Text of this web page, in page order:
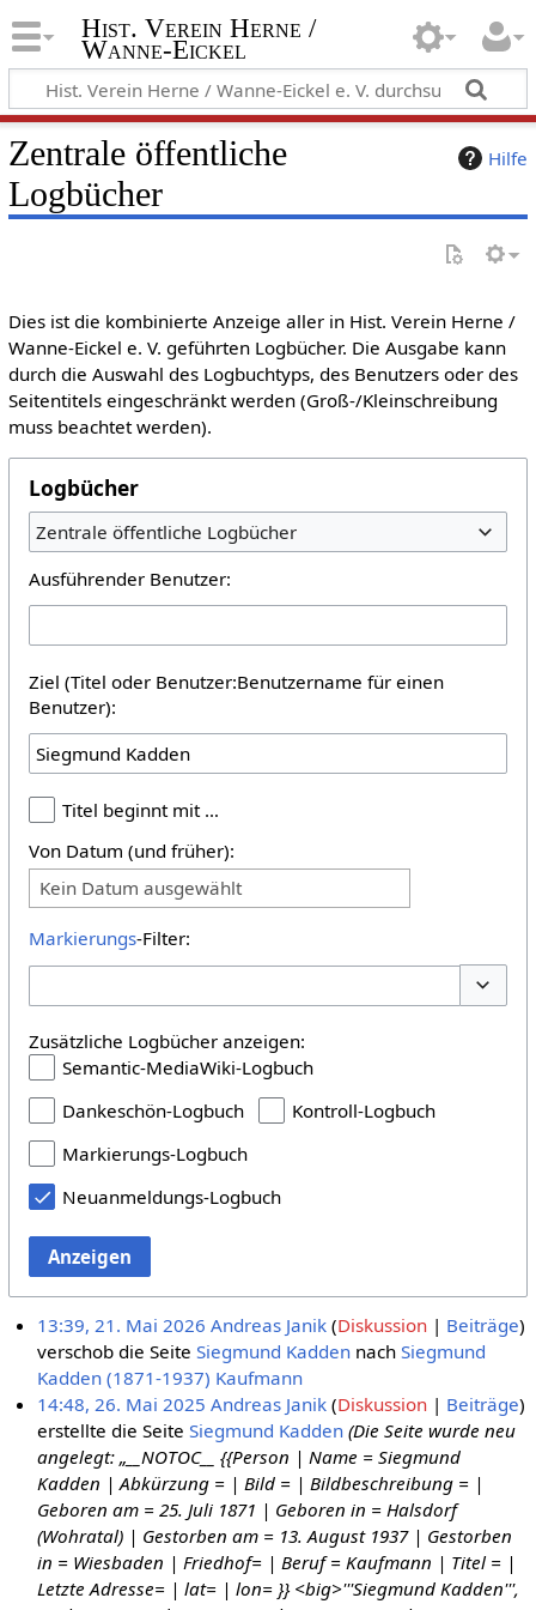
Hist. Verein Herne /
Wanne-Eickel
Hilfe
Zentrale öffentliche
Logbücher
Dies ist die kombinierte Anzeige aller in Hist. Verein Herne /
Wanne-Eickel e. V. geführten Logbücher. Die Ausgabe kann
durch die Auswahl des Logbuchtyps, des Benutzers oder des
Seitentitels eingeschränkt werden (Groß-/Kleinschreibung
muss beachtet werden).
Logbücher
Zentrale öffentliche Logbücher
Ausführender Benutzer:
Ziel (Titel oder Benutzer:Benutzername für einen
Benutzer):
Titel beginnt mit …
Von Datum (und früher):
Kein Datum ausgewählt
Markierungs-Filter:
Zusätzliche Logbücher anzeigen:
Semantic-MediaWiki-Logbuch
Dankeschön-Logbuch
Kontroll-Logbuch
Markierungs-Logbuch
Neuanmeldungs-Logbuch
Anzeigen
13:39, 21. Mai 2026 Andreas Janik Diskussion
Beiträge
verschob die SeiteSiegmund Kadden nachSiegmund
Kadden (1871-1937) Kaufmann
14:48, 26. Mai 2025 Andreas Janik Diskussion
Beiträge
erstellte die SeiteSiegmund Kadden (Die Seite wurde neu
angelegt: „__NOTOC__ {{Person | Name = Siegmund
Kadden | Abkürzung = | Bild = | Bildbeschreibung = |
Geboren am = 25. Juli 1871 | Geboren in = Halsdorf
(Wohratal) | Gestorben am = 13. August 1937 | Gestorben
in = Wiesbaden | Friedhof= | Beruf = Kaufmann | Titel = |
Letzte Adresse= | lat= | lon= }} <big>'''Siegmund Kadden''',